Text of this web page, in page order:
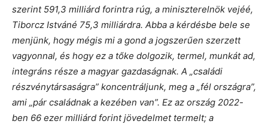
szerint 591,3 milliárd forintra rúg, a miniszterelnök vejéé,
Tiborcz Istváné 75,3 milliárdra. Abba a kérdésbe bele se
menjünk, hogy mégis mi a gond a jogszerűen szerzett
vagyonnal, és hogy ez a tőke dolgozik, termel, munkát ad,
integráns része a magyar gazdaságnak. A „családi
részvénytársaságra” koncentráljunk, meg a „fél országra”,
ami „pár családnak a kezében van”. Ez az ország 2022-
ben 66 ezer milliárd forint jövedelmet termelt; a